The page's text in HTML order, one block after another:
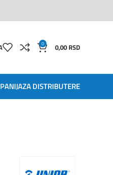
0 0,00 RSD
ZA DISTRIBUTERE